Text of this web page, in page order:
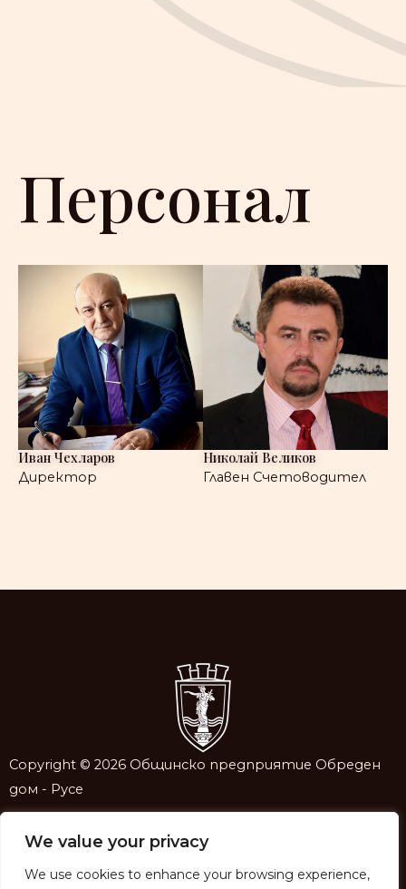
We value your privacy
We use cookies to enhance your browsing experience,
Персонал
Иван Чехларов
Директор
Николай Великов
Главен Счетоводител
Copyright © 2026 Общинско предприятие Обреден
дом - Русе
Административен офис – 082 521 116
0886 063 807